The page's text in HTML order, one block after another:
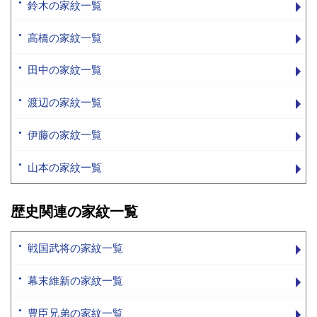
鈴木の家紋一覧
高橋の家紋一覧
田中の家紋一覧
渡辺の家紋一覧
伊藤の家紋一覧
山本の家紋一覧
歴史関連の家紋一覧
戦国武将の家紋一覧
幕末維新の家紋一覧
豊臣兄弟の家紋一覧